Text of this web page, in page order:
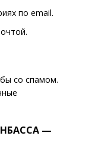
по email.
со спамом.
—